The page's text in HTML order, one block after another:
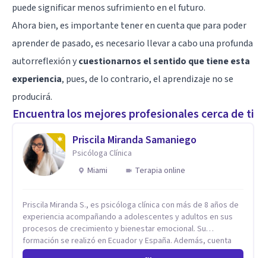
puede significar menos sufrimiento en el futuro.
Ahora bien, es importante tener en cuenta que para poder
aprender de pasado, es necesario llevar a cabo una profunda
autorreflexión ycuestionarnos el sentido que tiene esta
experiencia, pues, de lo contrario, el aprendizaje no se
producirá.
Encuentra los mejores profesionales cerca de ti
Priscila Miranda Samaniego
Psicóloga Clínica
Miami
Terapia online
Priscila Miranda S., es psicóloga clínica con más de 8 años de
experiencia acompañando a adolescentes y adultos en sus
procesos de crecimiento y bienestar emocional. Su
formación se realizó en Ecuador y España. Además, cuenta
con un Máster en Psicooncología (INEFOC) y diversos